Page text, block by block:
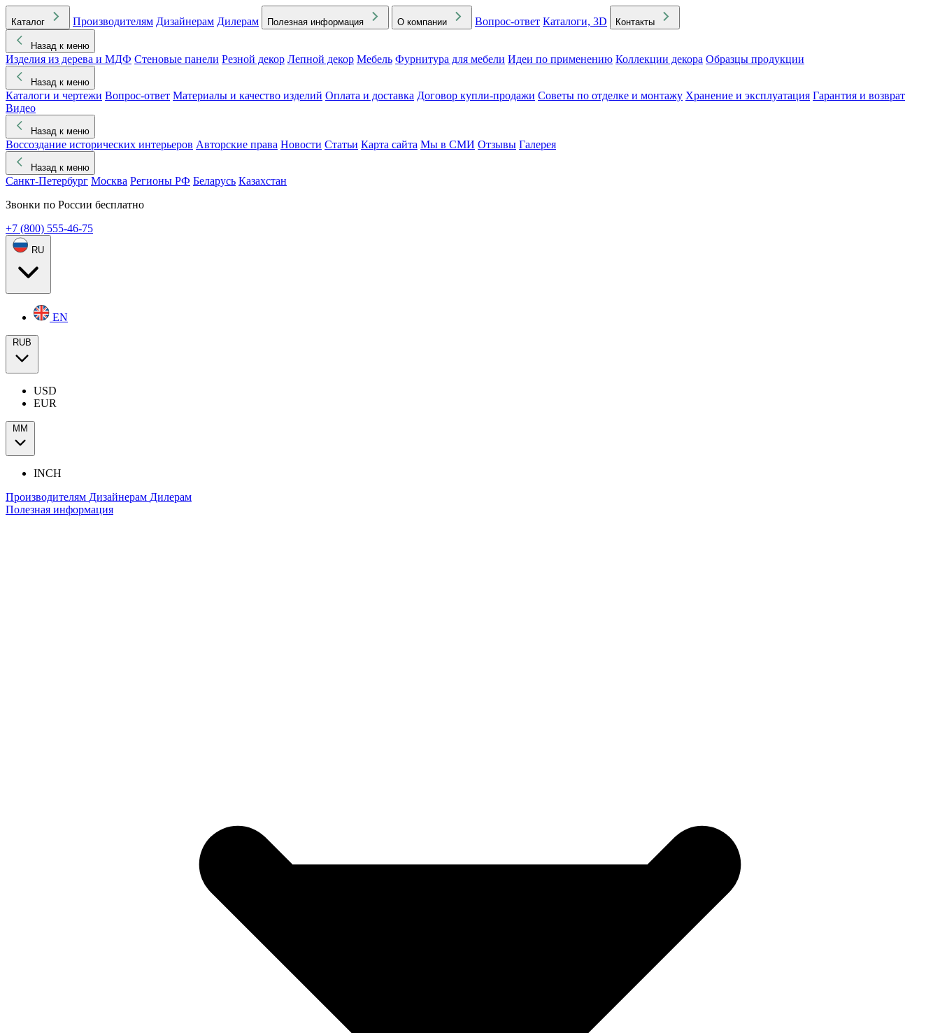
Каталог Производителям Дизайнерам Дилерам Полезная информация О компании Вопрос-ответ Каталоги, 3D Контакты
Назад к меню
Изделия из дерева и МДФ Стеновые панели Резной декор Лепной декор Мебель Фурнитура для мебели Идеи по применению Коллекции декора Образцы продукции
Назад к меню
Каталоги и чертежи Вопрос-ответ Материалы и качество изделий Оплата и доставка Договор купли-продажи Советы по отделке и монтажу Хранение и эксплуатация Гарантия и возврат
Видео
Назад к меню
Воссоздание исторических интерьеров Авторские права Новости Статьи Карта сайта Мы в СМИ Отзывы Галерея
Назад к меню
Санкт-Петербург Москва Регионы РФ Беларусь Казахстан
Звонки по России бесплатно
+7 (800) 555-46-75
RU
EN
RUB
USD
EUR
ММ
INCH
Производителям Дизайнерам Дилерам
Полезная информация